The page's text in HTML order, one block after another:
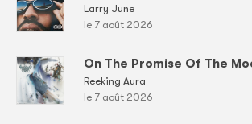
Larry June
le 7 août 2026
On The Promise Of The
Reeking Aura
le 7 août 2026